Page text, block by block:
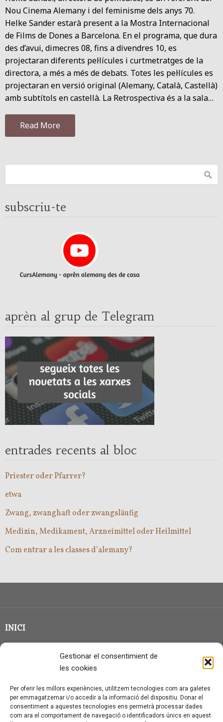
Gestionar el consentimient de
les cookies
Per oferir les millors experiències, utilitzem tecnologies com ara galetes
per emmagatzemar i/o accedir a la informació del dispositiu. Donar el
consentiment a aquestes tecnologies ens permetrà processar dades
com ara el comportament de navegació o identificadors únics en aquest
Nou Cinema Alemany i del feminisme dels anys 70.
Helke Sander estarà present a la Mostra Internacional
de Films de Dones a Barcelona. En el programa, que dura
des d’avui, dimecres 08, fins a divendres 10, es
projectaran diferents pel·lícules i curtmetratges de la
directora, a més a més de debats. Totes les pel·lícules es
projectaran en versió original (Alemany, Català, Castellà)
amb subtítols en castellà. La Retrospectiva és a la sala…
Read More
subscriu-te
aprèn al grup de Telegram
entrades recents al bloc
Priester oder Pfarrer?
etwa
Zwang, zwanghaft oder zwangsläufig
Medizin, Medikament, Arzneimittel oder Heilmittel
Com entrar a les classes d’alemany?
INICI
CLASSE EN GRUP
QUI SOC?
CONTACTE